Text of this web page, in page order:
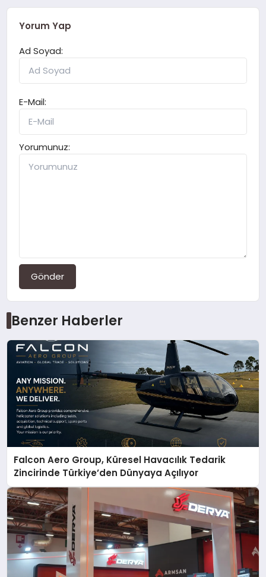
Yorum Yap
Ad Soyad:
E-Mail:
Yorumunuz:
Gönder
Benzer Haberler
Falcon Aero Group, Küresel Havacılık Tedarik
Zincirinde Türkiye’den Dünyaya Açılıyor